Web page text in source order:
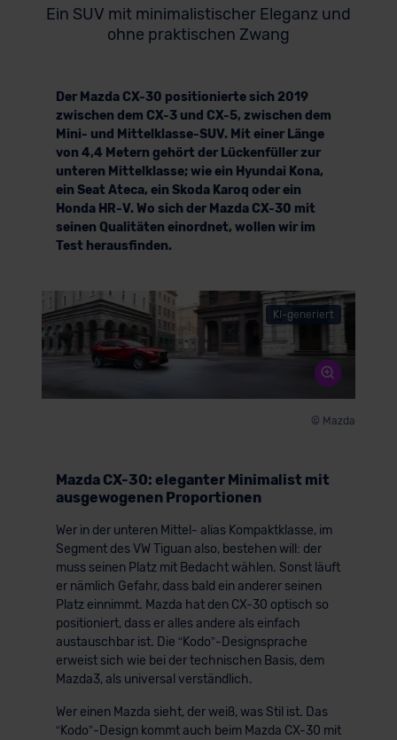
Ein SUV mit minimalistischer Eleganz und
ohne praktischen Zwang
Der Mazda CX-30 positionierte sich 2019
zwischen dem CX-3 und CX-5, zwischen dem
Mini- und Mittelklasse-SUV. Mit einer Länge
von 4,4 Metern gehört der Lückenfüller zur
unteren Mittelklasse; wie ein Hyundai Kona,
ein Seat Ateca, ein Skoda Karoq oder ein
Honda HR-V. Wo sich der Mazda CX-30 mit
seinen Qualitäten einordnet, wollen wir im
Test herausfinden.
KI-generiert
© Mazda
Mazda CX-30: eleganter Minimalist mit
ausgewogenen Proportionen
Wer in der unteren Mittel- alias Kompaktklasse, im
Segment des VW Tiguan also, bestehen will: der
muss seinen Platz mit Bedacht wählen. Sonst läuft
er nämlich Gefahr, dass bald ein anderer seinen
Platz einnimmt. Mazda hat den CX-30 optisch so
positioniert, dass er alles andere als einfach
austauschbar ist. Die “Kodo”-Designsprache
erweist sich wie bei der technischen Basis, dem
Mazda3, als universal verständlich.
Wer einen Mazda sieht, der weiß, was Stil ist. Das
“Kodo”-Design kommt auch beim Mazda CX-30 mit